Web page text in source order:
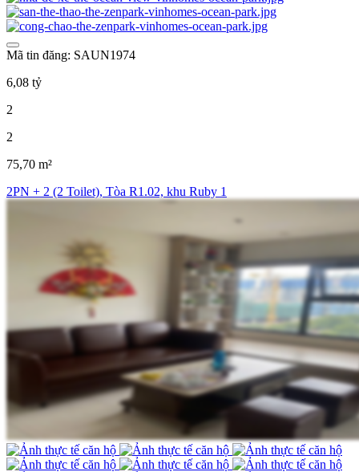
Mã tin đăng: SAUN1974
6,08 tỷ
2
2
75,70 m²
2PN + 2 (2 Toilet), Tòa R1.02, khu Ruby 1